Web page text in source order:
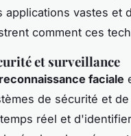
applications vastes et
comment ces
et surveillance
reconnaissance faciale
de sécurité et
réel et